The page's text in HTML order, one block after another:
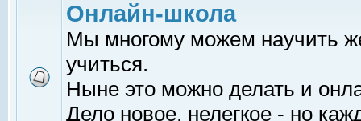
Онлайн-школа
Мы многому можем научить
учиться.
Ныне это можно делать и
Дело новое, нелегкое - но